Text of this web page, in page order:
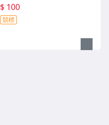
$ 100
競標